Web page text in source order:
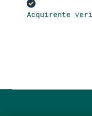
Acquirente